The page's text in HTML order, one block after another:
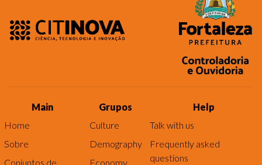
Main
Home
Sobre
Conjuntos de
Grupos
Culture
Demography
Economy
Help
Talk with us
Frequently asked
questions